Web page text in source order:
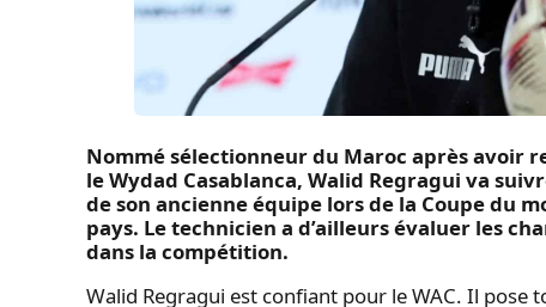
Nommé sélectionneur du Maroc après avoir
le Wydad Casablanca, Walid Regragui va
de son ancienne équipe lors de la Coupe du
pays. Le technicien a d’ailleurs évaluer les
dans la compétition.
Walid Regragui est confiant pour le WAC. Il